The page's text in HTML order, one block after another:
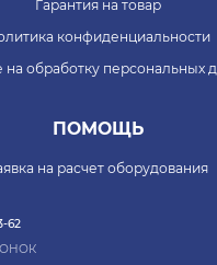
Гарантия на товар
конфиденциальности
на обработку персональных
ПОМОЩЬ
на расчет оборудования
62